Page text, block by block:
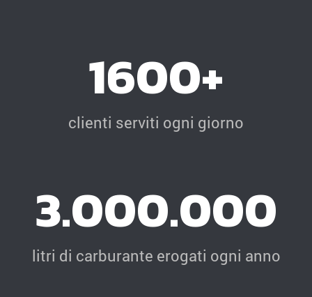
1600+
clienti serviti ogni giorno
3.000.000
litri di carburante erogati ogni anno